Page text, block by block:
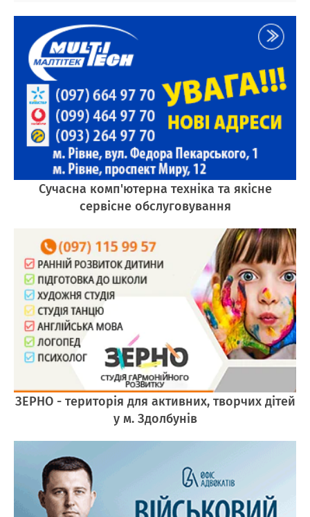
Сучасна комп'ютерна техніка та якісне
сервісне обслуговування
ЗЕРНО - територія для активних, творчих дітей
у м. Здолбунів